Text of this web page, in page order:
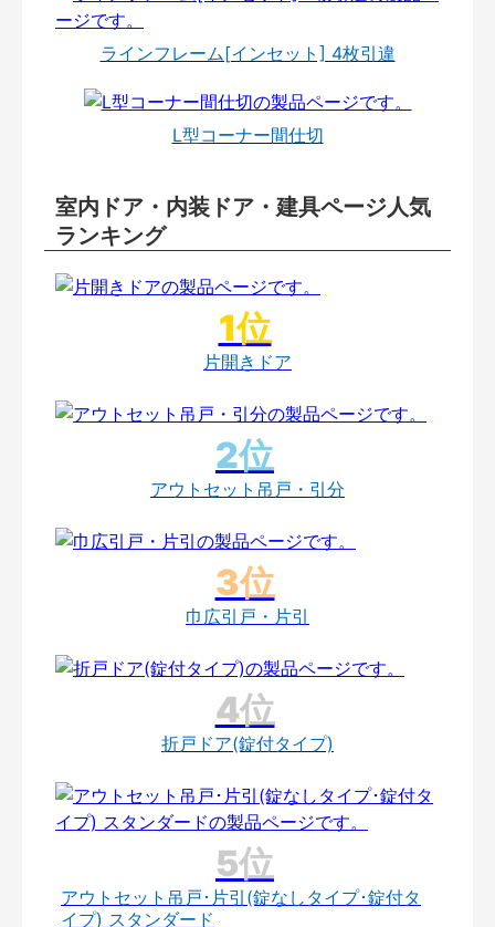
ラインフレーム[インセット] 4枚引違
L型コーナー間仕切
室内ドア・内装ドア・建具ページ人気
ランキング
片開きドア
アウトセット吊戸・引分
巾広引戸・片引
折戸ドア(錠付タイプ)
アウトセット吊戸･片引(錠なしタイプ･錠付タ
イプ) スタンダード